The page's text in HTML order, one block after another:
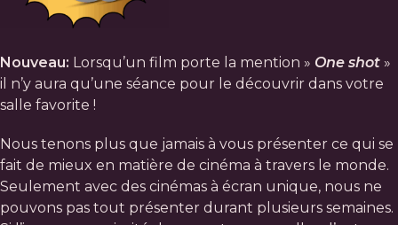
Nouveau: Lorsqu’un film porte la mention » One shot »
il n’y aura qu’une séance pour le découvrir dans votre
salle favorite !
Nous tenons plus que jamais à vous présenter ce qui se
fait de mieux en matière de cinéma à travers le monde.
Seulement avec des cinémas à écran unique, nous ne
pouvons pas tout présenter durant plusieurs semaines.